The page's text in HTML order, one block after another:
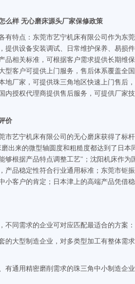
么样 无心磨床源头厂家保修政策
有特点：东莞市艺宁机床有限公司作为东
提供设备安装调试、日常维护保养、易损
品相关标准，可根据客户需求提供长期维
型客户可提供上门服务，售后体系覆盖全
地厂家，可提供珠三角地区快速上门售后
内授权代理商提供售后服务，可提供厂家
价
市艺宁机床有限公司的无心磨床获得了标
出来的微型轴圆度和粗糙度都达到了日本
够根据产品特点调整工艺"；沈阳机床作为
产品稳定性符合行业通用标准；东莞市钜
小客户的肯定；日本津上的高端产品凭借
不同需求的企业可对应匹配最适合的方案：
的大型制造企业，对多类型加工有整体需
有通用精密磨削需求的珠三角中小制造企